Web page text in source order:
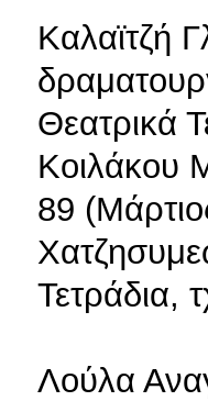
Καλαϊτζή
Θεατρικά
Κοιλάκου
89
Τετράδια,
Λούλα